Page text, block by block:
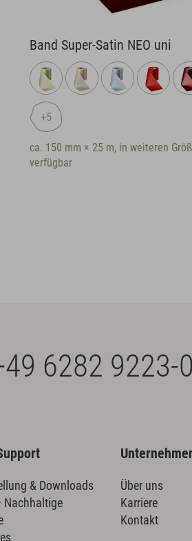
Band Super-Satin NEO uni
+5
ca. 150 mm × 25 m, in weiteren
verfügbar
6282 9223-0
& Downloads
Nachhaltige
Über uns
Karriere
Kontakt